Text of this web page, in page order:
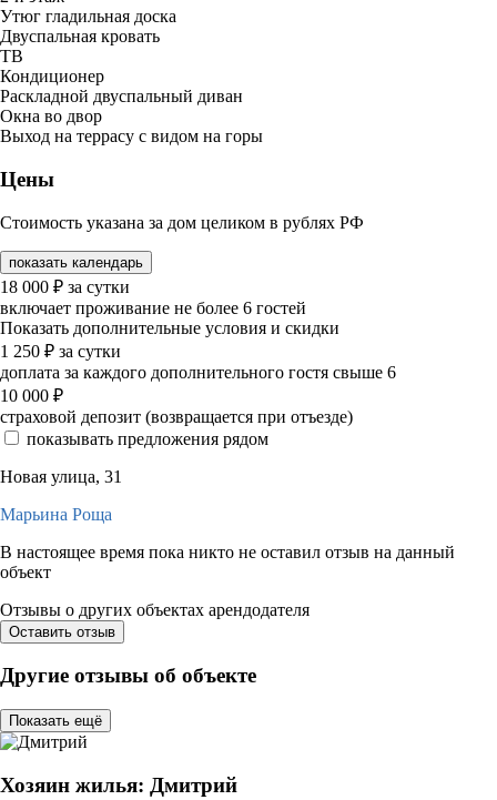
Утюг гладильная доска
Двуспальная кровать
ТВ
Кондиционер
Раскладной двуспальный диван
Окна во двор
Выход на террасу с видом на горы
Цены
Стоимость указана за дом целиком в рублях РФ
показать календарь
18 000 ₽ за сутки
включает проживание не более 6 гостей
Показать дополнительные условия и скидки
1 250 ₽ за сутки
доплата за каждого дополнительного гостя свыше 6
10 000 ₽
страховой депозит (возвращается при отъезде)
показывать предложения рядом
Новая улица, 31
Марьина Роща
В настоящее время пока никто не оставил отзыв на данный
объект
Отзывы о других объектах арендодателя
Оставить отзыв
Другие отзывы об объекте
Показать ещё
Хозяин жилья: Дмитрий